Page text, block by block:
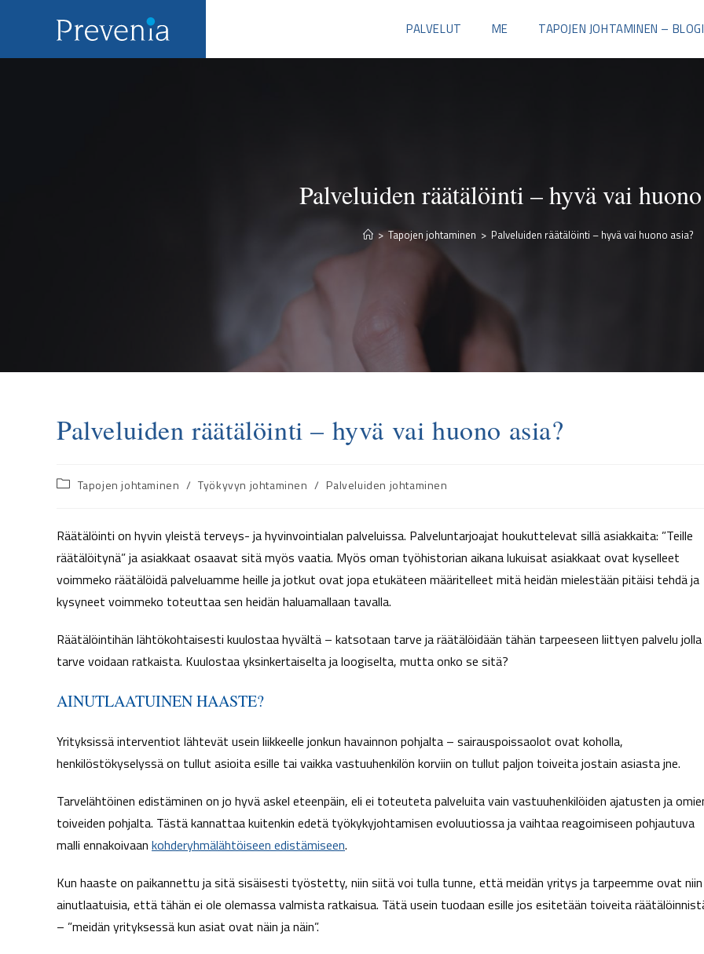
PALVELUT ME TAPOJEN JOHTAMINEN – BLOGI
Palveluiden räätälöinti – hyvä vai
> Tapojen johtaminen > Palveluiden räätälöinti – hyvä vai huono asia?
Palveluiden räätälöinti – hyvä vai huono asia?
Tapojen johtaminen / Työkyvyn johtaminen / Palveluiden johtaminen
Räätälöinti on hyvin yleistä terveys- ja hyvinvointialan palveluissa. Palveluntarjoajat houkuttelevat sillä asiakkaita: ”Teille
räätälöitynä” ja asiakkaat osaavat sitä myös vaatia. Myös oman työhistorian aikana lukuisat asiakkaat ovat kyselleet
voimmeko räätälöidä palveluamme heille ja jotkut ovat jopa etukäteen määritelleet mitä heidän mielestään pitäisi tehdä ja
kysyneet voimmeko toteuttaa sen heidän haluamallaan tavalla.
Räätälöintihän lähtökohtaisesti kuulostaa hyvältä – katsotaan tarve ja räätälöidään tähän tarpeeseen liittyen palvelu jolla
tarve voidaan ratkaista. Kuulostaa yksinkertaiselta ja loogiselta, mutta onko se sitä?
AINUTLAATUINEN HAASTE?
Yrityksissä interventiot lähtevät usein liikkeelle jonkun havainnon pohjalta – sairauspoissaolot ovat koholla,
henkilöstökyselyssä on tullut asioita esille tai vaikka vastuuhenkilön korviin on tullut paljon toiveita jostain asiasta jne.
Tarvelähtöinen edistäminen on jo hyvä askel eteenpäin, eli ei toteuteta palveluita vain vastuuhenkilöiden ajatusten ja
toiveiden pohjalta. Tästä kannattaa kuitenkin edetä työkykyjohtamisen evoluutiossa ja vaihtaa reagoimiseen pohjautuva
malli ennakoivaan kohderyhmälähtöiseen edistämiseen.
Kun haaste on paikannettu ja sitä sisäisesti työstetty, niin siitä voi tulla tunne, että meidän yritys ja tarpeemme ovat niin
ainutlaatuisia, että tähän ei ole olemassa valmista ratkaisua. Tätä usein tuodaan esille jos esitetään toiveita
– ”meidän yrityksessä kun asiat ovat näin ja näin”.